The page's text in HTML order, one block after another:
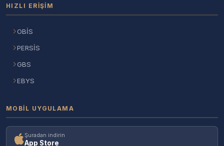
HIZLI ERIŞIM
OBİS
PERSİS
GBS
EBYS
MOBIL UYGULAMA
Şuradan indirin
App Store